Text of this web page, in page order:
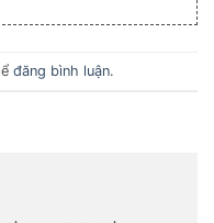
đăng bình luận.